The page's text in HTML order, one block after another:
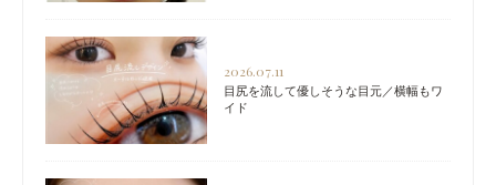
2026.07.11
目尻を流して優しそうな目元／横幅もワ
イド